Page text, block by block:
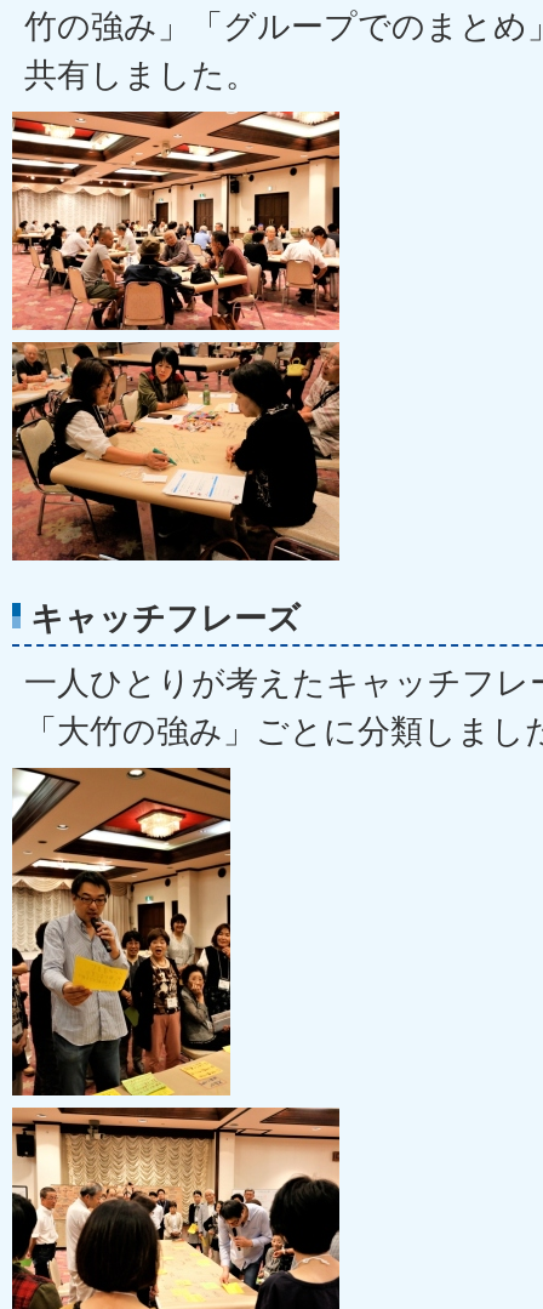
竹の強み」「グループでのまとめ
共有しました。
キャッチフレーズ
一人ひとりが考えたキャッチフレ
「大竹の強み」ごとに分類しまし